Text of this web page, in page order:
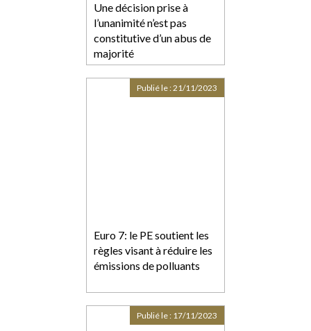
Une décision prise à
l’unanimité n’est pas
constitutive d’un abus de
majorité
Euro 7: le PE soutient les
règles visant à réduire les
émissions de polluants
Publié le :21/11/2023
Publié le : 17/11/2023